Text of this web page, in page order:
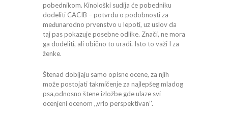
pobednikom. Kinološki sudija će pobedniku
dodeliti CACIB – potvrdu o podobnosti za
međunarodno prvenstvo u lepoti, uz uslov da
taj pas pokazuje posebne odlike. Znači, ne mora
ga dodeliti, ali obično to uradi. Isto to važi I za
ženke.
Štenad dobijaju samo opisne ocene, za njih
može postojati takmičenje za najlepšeg mladog
psa,odnosno štene izložbe gde ulaze svi
ocenjeni ocenom ,,vrlo perspektivan’’.